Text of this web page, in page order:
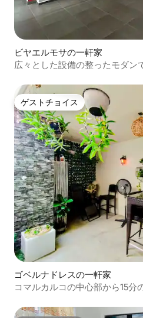
ビヤエルモサの一軒家
広々とした設備の整ったモダン
ゲストチョイス
ゲストチョイス
ゴベルナドレスの一軒家
コマルカルコの中心部から15分